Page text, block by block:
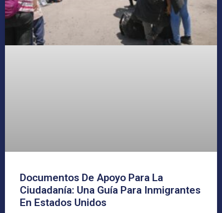
Documentos De Apoyo Para La
Ciudadanía: Una Guía Para Inmigrantes
En Estados Unidos